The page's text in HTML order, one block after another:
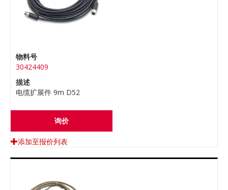
物料号
30424409
描述
电缆扩展件 9m D52
询价
添加至报价列表